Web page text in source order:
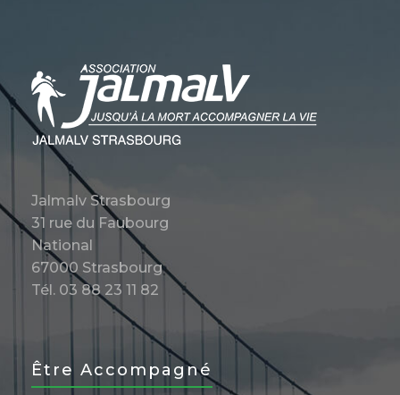
Jalmalv Strasbourg
31 rue du Faubourg
National
67000 Strasbourg
Tél. 03 88 23 11 82
Être Accompagné